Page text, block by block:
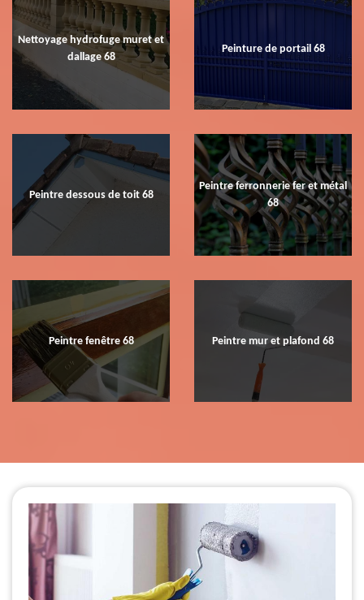
Nettoyage hydrofuge muret et
dallage 68
Peinture de portail 68
Peintre dessous de toit 68
Peintre ferronnerie fer et métal
68
Peintre fenêtre 68 Peintre mur et plafond 68